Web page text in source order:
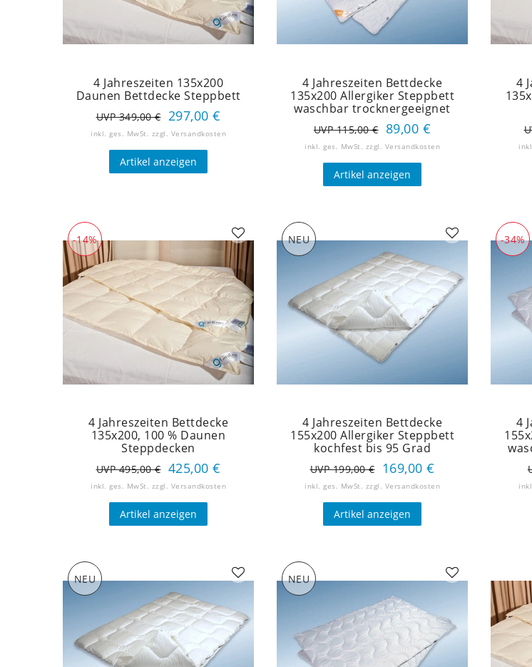
4 Jahreszeiten 135x200
Daunen Bettdecke Steppbett
UVP 349,00 € 297,00 €
inkl. ges. MwSt. zzgl. Versandkosten
Artikel anzeigen
4 Jahreszeiten Bettdecke
135x200 Allergiker Steppbett
waschbar trocknergeeignet
UVP 115,00 € 89,00 €
inkl. ges. MwSt. zzgl. Versandkosten
Artikel anzeigen
4
-14%
4 Jahreszeiten Bettdecke
135x200, 100 % Daunen
Steppdecken
UVP 495,00 € 425,00 €
inkl. ges. MwSt. zzgl. Versandkosten
Artikel anzeigen
NEU
4 Jahreszeiten Bettdecke
155x200 Allergiker Steppbett
kochfest bis 95 Grad
UVP 199,00 € 169,00 €
inkl. ges. MwSt. zzgl. Versandkosten
Artikel anzeigen
-34%
4
NEU NEU